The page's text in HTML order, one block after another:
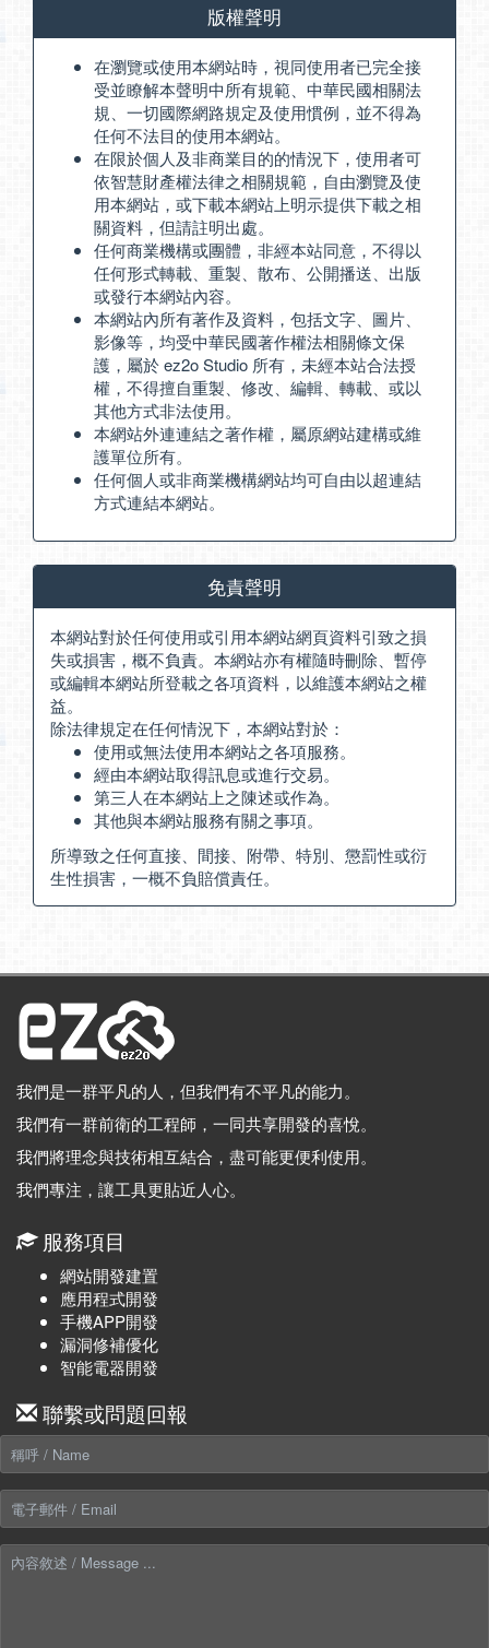
版權聲明
在瀏覽或使用本網站時，視同使用者已完全接
受並瞭解本聲明中所有規範、中華民國相關法
規、一切國際網路規定及使用慣例，並不得為
任何不法目的使用本網站。
在限於個人及非商業目的的情況下，使用者可
依智慧財產權法律之相關規範，自由瀏覽及使
用本網站，或下載本網站上明示提供下載之相
關資料，但請註明出處。
任何商業機構或團體，非經本站同意，不得以
任何形式轉載、重製、散布、公開播送、出版
或發行本網站內容。
本網站內所有著作及資料，包括文字、圖片、
影像等，均受中華民國著作權法相關條文保
護，屬於 ez2o Studio 所有，未經本站合法授
權，不得擅自重製、修改、編輯、轉載、或以
其他方式非法使用。
本網站外連連結之著作權，屬原網站建構或維
護單位所有。
任何個人或非商業機構網站均可自由以超連結
方式連結本網站。
免責聲明
本網站對於任何使用或引用本網站網頁資料引致之損
失或損害，概不負責。本網站亦有權隨時刪除、暫停
或編輯本網站所登載之各項資料，以維護本網站之權
益。
除法律規定在任何情況下，本網站對於：
使用或無法使用本網站之各項服務。
經由本網站取得訊息或進行交易。
第三人在本網站上之陳述或作為。
其他與本網站服務有關之事項。
所導致之任何直接、間接、附帶、特別、懲罰性或衍
生性損害，一概不負賠償責任。
我們是一群平凡的人，但我們有不平凡的能力。
我們有一群前衛的工程師，一同共享開發的喜悅。
我們將理念與技術相互結合，盡可能更便利使用。
我們專注，讓工具更貼近人心。
服務項目
網站開發建置
應用程式開發
手機APP開發
漏洞修補優化
智能電器開發
聯繫或問題回報